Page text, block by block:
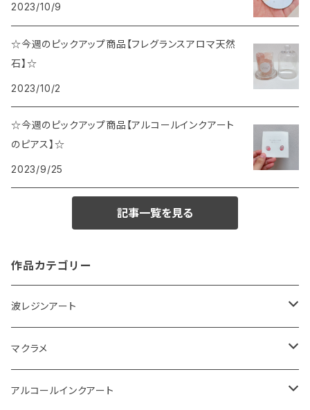
2023/10/9
☆今週のピックアップ商品【フレグランスアロマ天然
石】☆
2023/10/2
☆今週のピックアップ商品【アルコールインクアート
のピアス】☆
2023/9/25
記事一覧を見る
作品カテゴリー
波レジンアート
コースター
アクセサリートレイ
マクラメ
ピアス
アルコールインクアート